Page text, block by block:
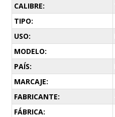
CALIBRE:
TIPO:
USO:
MODELO:
PAÍS:
MARCAJE:
FABRICANTE:
FÁBRICA: